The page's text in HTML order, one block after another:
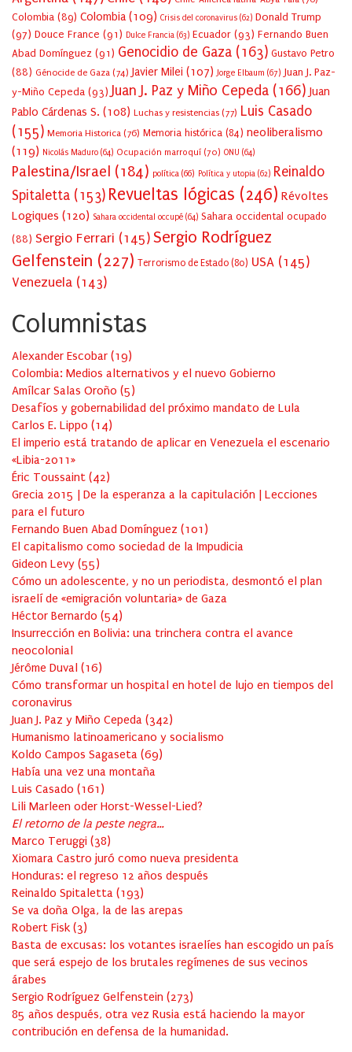
Colombia (89) Colombia(109) Crisis del coronavirus (62) Donald Trump
(97) Douce France (91) Dulce Francia (63) Ecuador (93) Fernando Buen
Abad Domínguez (91) Genocidio de Gaza (163) Gustavo Petro
(88) Génocide de Gaza (74) Javier Milei (107) Jorge Elbaum (67) Juan J. Paz-
y-Miño Cepeda (93) Juan J. Paz y Miño Cepeda (166) Juan
Pablo Cárdenas S. (108) Luchas y resistencias (77) Luis Casado
(155) Memoria Historica (76) Memoria histórica (84) neoliberalismo
(119) Nicolás Maduro (64) Ocupación marroquí (70) ONU (64)
Palestina/Israel (184) política (66) Política y utopia (62) Reinaldo
Spitaletta (153) Revueltas lógicas (246) Révoltes
Logiques (120) Sahara occidental occupé (64) Sahara occidental ocupado
(88) Sergio Ferrari (145) Sergio Rodríguez
Gelfenstein (227) Terrorismo de Estado (80) USA (145)
Venezuela (143)
Columnistas
Alexander Escobar (19)
Colombia: Medios alternativos y el nuevo Gobierno
Amílcar Salas Oroño (5)
Desafíos y gobernabilidad del próximo mandato de Lula
Carlos E. Lippo (14)
El imperio está tratando de aplicar en Venezuela el escenario
«Libia-2011»
Éric Toussaint (42)
Grecia 2015 | De la esperanza a la capitulación | Lecciones
para el futuro
Fernando Buen Abad Domínguez (101 )
El capitalismo como sociedad de la Impudicia
Gideon Levy (55)
Cómo un adolescente, y no un periodista, desmontó el plan
israelí de «emigración voluntaria» de Gaza
Héctor Bernardo (54)
Insurrección en Bolivia: una trinchera contra el avance
neocolonial
Jérôme Duval (16)
Cómo transformar un hospital en hotel de lujo en tiempos del
coronavirus
Juan J. Paz y Miño Cepeda (342)
Humanismo latinoamericano y socialismo
Koldo Campos Sagaseta (69)
Había una vez una montaña
Luis Casado (161 )
Lili Marleen oder Horst-Wessel-Lied?
El retorno de la peste negra…
Marco Teruggi (38)
Xiomara Castro juró como nueva presidenta
Honduras: el regreso 12 años después
Reinaldo Spitaletta (193)
Se va doña Olga, la de las arepas
Robert Fisk (3)
Basta de excusas: los votantes israelíes han escogido un país
que será espejo de los brutales regímenes de sus vecinos
árabes
Sergio Rodríguez Gelfenstein (273)
85 años después, otra vez Rusia está haciendo la mayor
contribución en defensa de la humanidad.